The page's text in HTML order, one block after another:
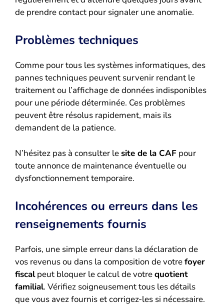
de prendre contact pour signaler une anomalie.
Problèmes techniques
Comme pour tous les systèmes informatiques, des
pannes techniques peuvent survenir rendant le
traitement ou l’affichage de données indisponibles
pour une période déterminée. Ces problèmes
peuvent être résolus rapidement, mais ils
demandent de la patience.
N’hésitez pas à consulter lesite de la CAF pour
toute annonce de maintenance éventuelle ou
dysfonctionnement temporaire.
Incohérences ou erreurs dans les
renseignements fournis
Parfois, une simple erreur dans la déclaration de
vos revenus ou dans la composition de votrefoyer
fiscalpeut bloquer le calcul de votrequotient
familial. Vérifiez soigneusement tous les détails
que vous avez fournis et corrigez-les si nécessaire.